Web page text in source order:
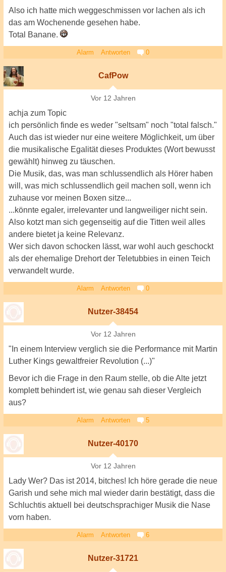
Also ich hatte mich weggeschmissen vor lachen als ich
das am Wochenende gesehen habe.
Total Banane.
Alarm Antworten 0
CafPow
Vor 12 Jahren
achja zum Topic
ich persönlich finde es weder "seltsam" noch "total falsch."
Auch das ist wieder nur eine weitere Möglichkeit, um über
die musikalische Egalität dieses Produktes (Wort bewusst
gewählt) hinweg zu täuschen.
Die Musik, das, was man schlussendlich als Hörer haben
will, was mich schlussendlich geil machen soll, wenn ich
zuhause vor meinen Boxen sitze...
...könnte egaler, irrelevanter und langweiliger nicht sein.
Also kotzt man sich gegenseitig auf die Titten weil alles
andere bietet ja keine Relevanz.
Wer sich davon schocken lässt, war wohl auch geschockt
als der ehemalige Drehort der Teletubbies in einen Teich
verwandelt wurde.
Alarm Antworten 0
Nutzer-38454
Vor 12 Jahren
"In einem Interview verglich sie die Performance mit Martin
Luther Kings gewaltfreier Revolution (...)"
Bevor ich die Frage in den Raum stelle, ob die Alte jetzt
komplett behindert ist, wie genau sah dieser Vergleich
aus?
Alarm Antworten 5
Nutzer-40170
Vor 12 Jahren
Lady Wer? Das ist 2014, bitches! Ich höre gerade die neue
Garish und sehe mich mal wieder darin bestätigt, dass die
Schluchtis aktuell bei deutschsprachiger Musik die Nase
vorn haben.
Alarm Antworten 6
Nutzer-31721